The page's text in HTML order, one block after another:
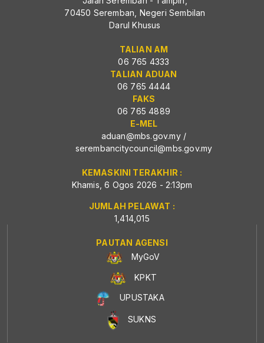
70450 Seremban, Negeri Sembilan
Darul Khusus
TALIAN AM
06 765 4333
TALIAN ADUAN
06 765 4444
FAKS
06 765 4889
E-MEL
aduan@mbs.gov.my/
serembancitycouncil@mbs.gov.my
KEMASKINI TERAKHIR :
Khamis, 6 Ogos 2026 - 2:13pm
JUMLAH PELAWAT :
1,414,015
PAUTAN AGENSI
MyGoV
KPKT
UPUSTAKA
SUKNS